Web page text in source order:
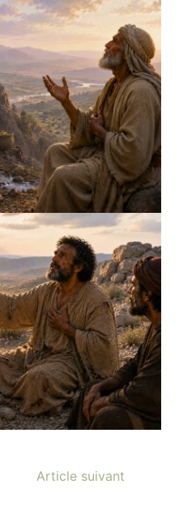
Article suivant